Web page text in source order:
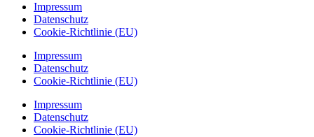
Impressum
Datenschutz
Cookie-Richtlinie (EU)
Impressum
Datenschutz
Cookie-Richtlinie (EU)
Impressum
Datenschutz
Cookie-Richtlinie (EU)